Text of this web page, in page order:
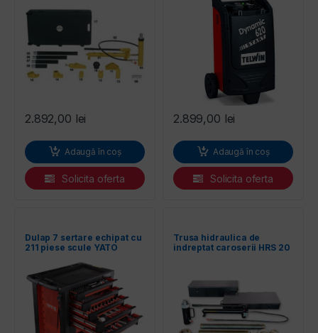
2.892,00 lei
Adaugă în coș
Solicita oferta
2.899,00 lei
Adaugă în coș
Solicita oferta
Dulap 7 sertare echipat cu
211 piese scule YATO
Trusa hidraulica de
indreptat caroserii HRS 20